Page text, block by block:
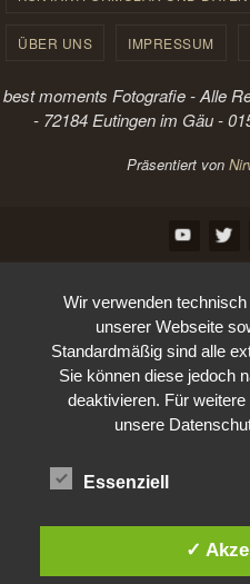
ÜBER UNS IMPRESSUM
best moments Fotografie - Alle
- 72184 Eutingen im Gäu -
Präsentiert von
Wir verwenden
unserer Webseite
Standardmäßig sind alle
Sie können diese jedoch
deaktivieren. Für
unsere
Essenziell
✓